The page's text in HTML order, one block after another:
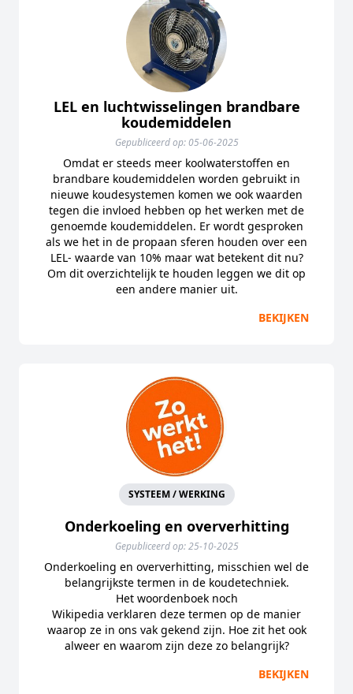
LEL en luchtwisselingen brandbare
koudemiddelen
Gepubliceerd op: 05-06-2025
Omdat er steeds meer koolwaterstoffen en
brandbare koudemiddelen worden gebruikt in
nieuwe koudesystemen komen we ook waarden
tegen die invloed hebben op het werken met de
genoemde koudemiddelen. Er wordt gesproken
als we het in de propaan sferen houden over een
LEL- waarde van 10% maar wat betekent dit nu?
Om dit overzichtelijk te houden leggen we dit op
een andere manier uit.
BEKIJKEN
SYSTEEM / WERKING
Onderkoeling en oververhitting
Gepubliceerd op: 25-10-2025
Onderkoeling en oververhitting, misschien wel de
belangrijkste termen in de koudetechniek.
Het woordenboek noch
Wikipedia verklaren deze termen op de manier
waarop ze in ons vak gekend zijn. Hoe zit het ook
alweer en waarom zijn deze zo belangrijk?
BEKIJKEN